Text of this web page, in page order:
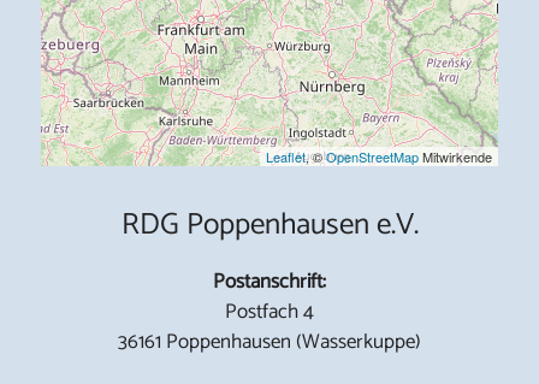
Leaflet, ©OpenStreetMapMitwirkende
RDG Poppenhausen e.V.
Postanschrift:
Postfach 4
36161 Poppenhausen (Wasserkuppe)